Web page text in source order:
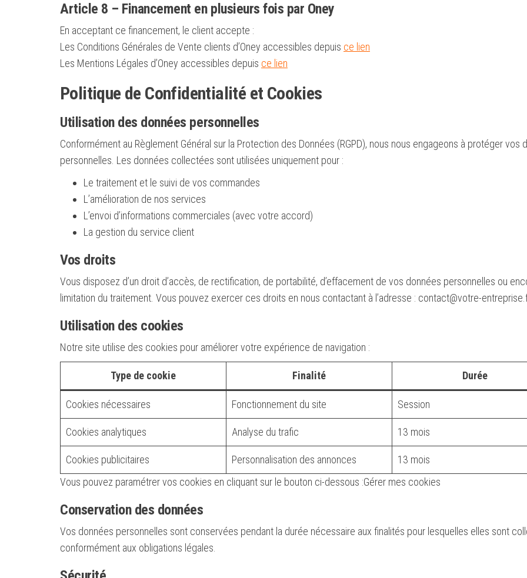
Article 8 – Financement en plusieurs fois par Oney
En acceptant ce financement, le client accepte :
Les Conditions Générales de Vente clients d’Oney accessibles depuis ce lien
Les Mentions Légales d’Oney accessibles depuis ce lien
Politique de Confidentialité et Cookies
Utilisation des données personnelles
Conformément au Règlement Général sur la Protection des Données (RGPD), nous nous engageons à protéger vos
personnelles. Les données collectées sont utilisées uniquement pour :
Le traitement et le suivi de vos commandes
L’amélioration de nos services
L’envoi d’informations commerciales (avec votre accord)
La gestion du service client
Vos droits
Vous disposez d’un droit d’accès, de rectification, de portabilité, d’effacement de vos données personnelles ou
limitation du traitement. Vous pouvez exercer ces droits en nous contactant à l’adresse : contact@votre-
Utilisation des cookies
Notre site utilise des cookies pour améliorer votre expérience de navigation :
Type de cookie Finalité Durée
Cookies nécessaires Fonctionnement du site Session
Cookies analytiques Analyse du trafic 13 mois
Cookies publicitaires Personnalisation des annonces
13 mois
Vous pouvez paramétrer vos cookies en cliquant sur le bouton ci-dessous :Gérer mes cookies
Conservation des données
Vos données personnelles sont conservées pendant la durée nécessaire aux finalités pour lesquelles elles sont
conformément aux obligations légales.